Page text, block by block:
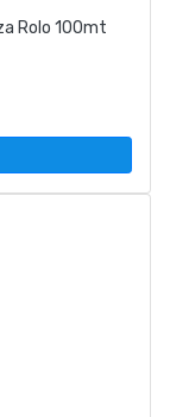
Rolo 100mt